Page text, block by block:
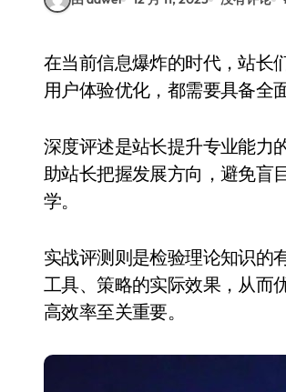
在当前信息爆炸的时代，站长们面临着前所未有的挑战与机遇。无论是内容运营、流量获取还是
用户体验优化，都需要具备全
深度评述是站长提升专业能力
助站长把握发展方向，避免盲
学。
实战评测则是检验理论知识的
工具、策略的实际效果，从而
高效率至关重要。